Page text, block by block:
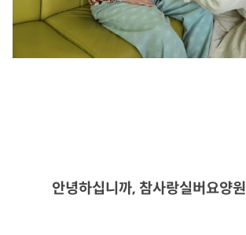
안녕하십니까, 참사랑실버요양